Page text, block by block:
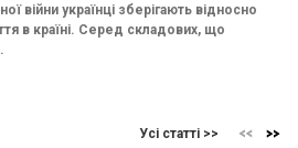
війни українці зберігають відносно
в країні. Серед складових, що
Усі статті >>